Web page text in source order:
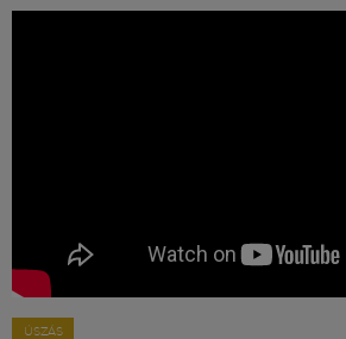
ÚSZÁS
Hírek
Labdarúgás